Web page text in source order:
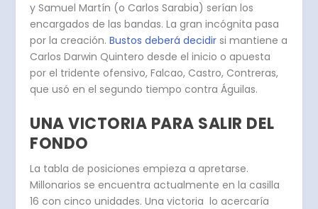
y Samuel Martín (o Carlos Sarabia) serían los
encargados de las bandas. La gran incógnita pasa
por la creación.Bustos deberá decidir si mantiene a
Carlos Darwin Quintero desde el inicio o apuesta
por el tridente ofensivo, Falcao, Castro, Contreras,
que usó en el segundo tiempo contra Águilas.
UNA VICTORIA PARA SALIR DEL
FONDO
La tabla de posiciones empieza a apretarse.
Millonarios se encuentra actualmente en la casilla
16 con cinco unidades.Una victoria lo acercaría